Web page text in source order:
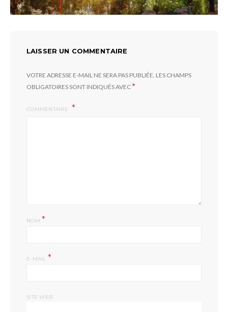
LAISSER UN COMMENTAIRE
VOTRE ADRESSE E-MAIL NE SERA PAS PUBLIÉE. LES CHAMPS
OBLIGATOIRES SONT INDIQUÉS AVEC*
COMMENTAIRE
NOM *
E-MAIL *
SITE WEB